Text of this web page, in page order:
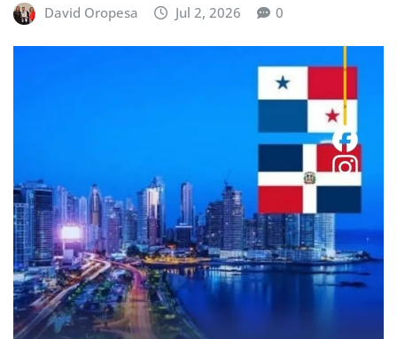
David Oropesa Jul 2, 2026 0